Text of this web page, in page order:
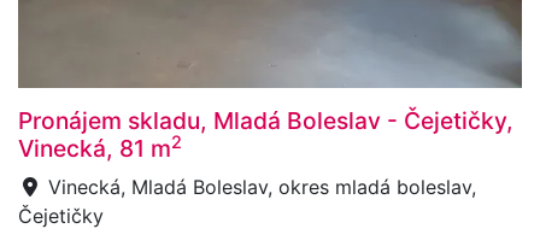
Pronájem skladu, Mladá Boleslav - Čejetičky,
Vinecká, 81 m2
Vinecká, Mladá Boleslav, okres mladá boleslav,
Čejetičky